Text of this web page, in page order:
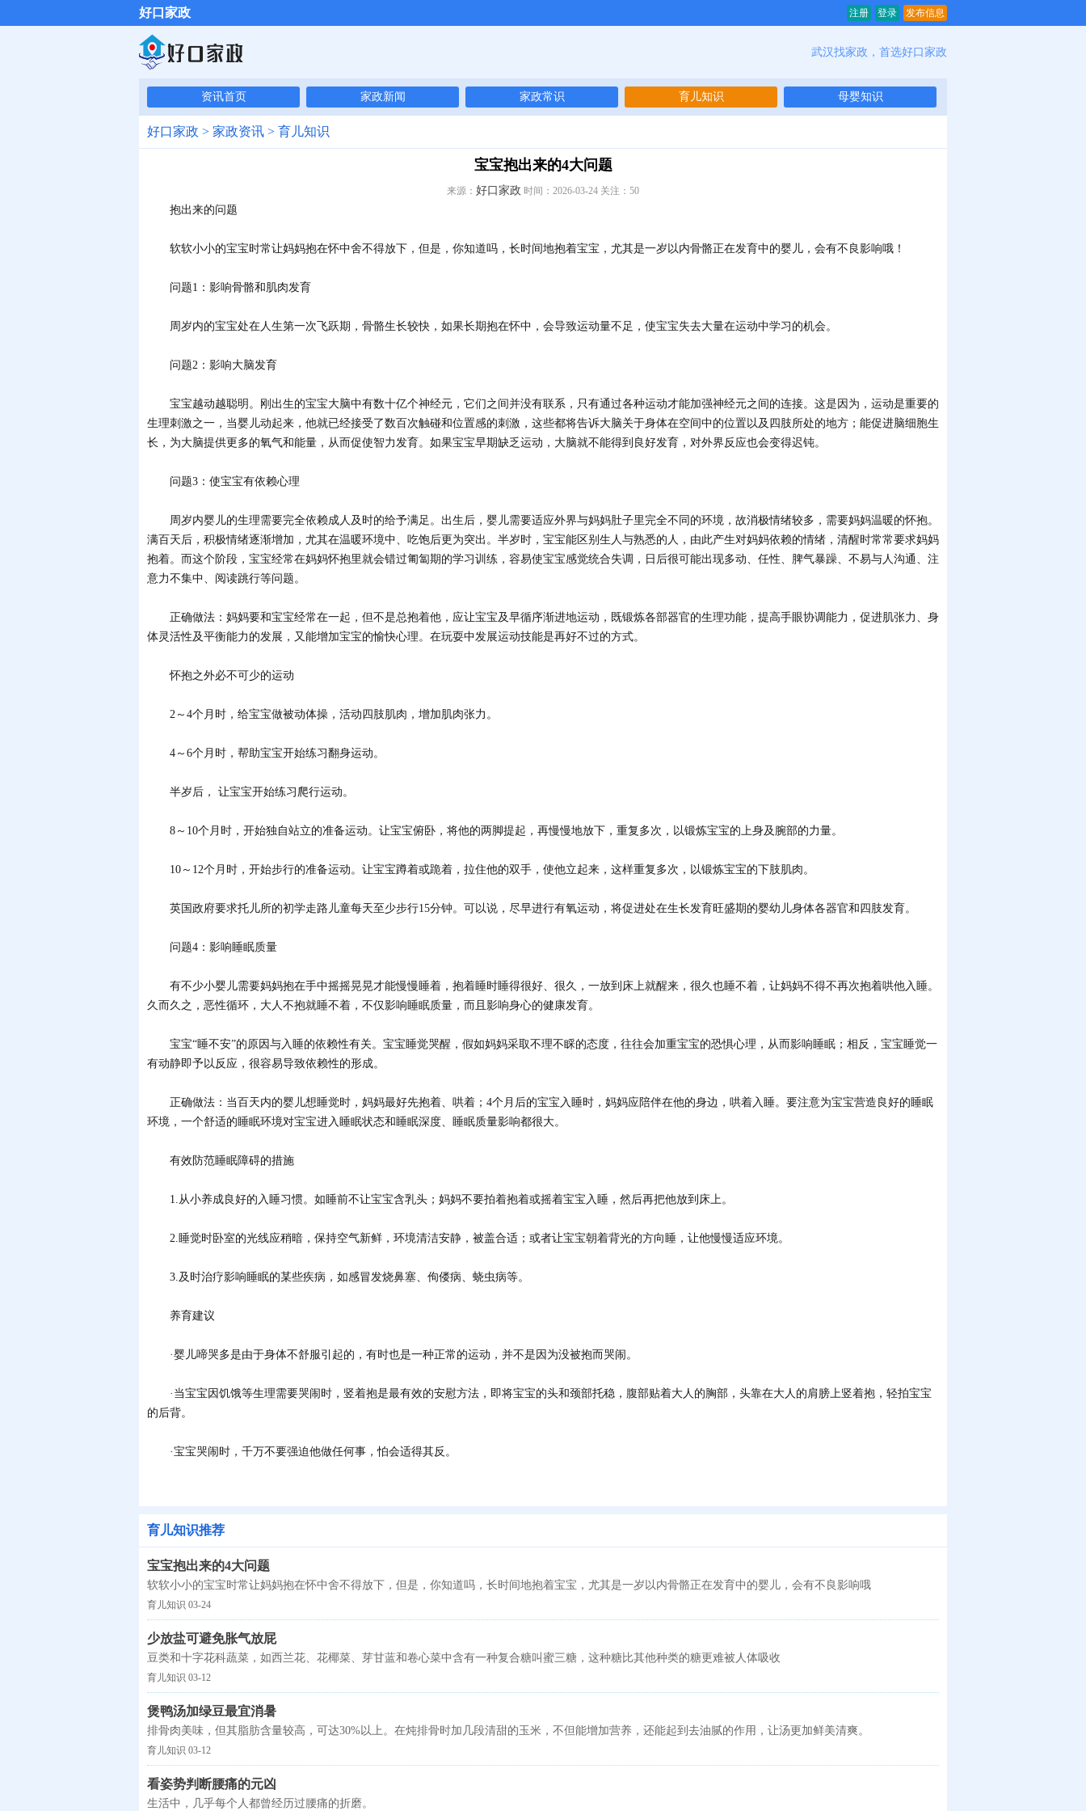
注册 登录 发布信息
好口家政
武汉找家政，首选好口家政
资讯首页 家政新闻 家政常识 育儿知识 母婴知识
好口家政 > 家政资讯 > 育儿知识
宝宝抱出来的4大问题
来源： 好口家政 时间：2026-03-24 关注： 50
抱出来的问题
软软小小的宝宝时常让妈妈抱在怀中舍不得放下，但是，你知道吗，长时间地抱着宝宝，尤其是一岁以内骨骼正在发育中的婴儿，会有不良影响哦！
问题1：影响骨骼和肌肉发育
周岁内的宝宝处在人生第一次飞跃期，骨骼生长较快，如果长期抱在怀中，会导致运动量不足，使宝宝失去大量在运动中学习的机会。
问题2：影响大脑发育
宝宝越动越聪明。刚出生的宝宝大脑中有数十亿个神经元，它们之间并没有联系，只有通过各种运动才能加强神经元之间的连接。这是因为，运动是重要的
生理刺激之一，当婴儿动起来，他就已经接受了数百次触碰和位置感的刺激，这些都将告诉大脑关于身体在空间中的位置以及四肢所处的地方；能促进脑细胞生
长，为大脑提供更多的氧气和能量，从而促使智力发育。如果宝宝早期缺乏运动，大脑就不能得到良好发育，对外界反应也会变得迟钝。
问题3：使宝宝有依赖心理
周岁内婴儿的生理需要完全依赖成人及时的给予满足。出生后，婴儿需要适应外界与妈妈肚子里完全不同的环境，故消极情绪较多，需要妈妈温暖的怀抱。
满百天后，积极情绪逐渐增加，尤其在温暖环境中、吃饱后更为突出。半岁时，宝宝能区别生人与熟悉的人，由此产生对妈妈依赖的情绪，清醒时常常要求妈妈
抱着。而这个阶段，宝宝经常在妈妈怀抱里就会错过匍匐期的学习训练，容易使宝宝感觉统合失调，日后很可能出现多动、任性、脾气暴躁、不易与人沟通、注
意力不集中、阅读跳行等问题。
正确做法：妈妈要和宝宝经常在一起，但不是总抱着他，应让宝宝及早循序渐进地运动，既锻炼各部器官的生理功能，提高手眼协调能力，促进肌张力、身
体灵活性及平衡能力的发展，又能增加宝宝的愉快心理。在玩耍中发展运动技能是再好不过的方式。
怀抱之外必不可少的运动
2～4个月时，给宝宝做被动体操，活动四肢肌肉，增加肌肉张力。
4～6个月时，帮助宝宝开始练习翻身运动。
半岁后， 让宝宝开始练习爬行运动。
8～10个月时，开始独自站立的准备运动。让宝宝俯卧，将他的两脚提起，再慢慢地放下，重复多次，以锻炼宝宝的上身及腕部的力量。
10～12个月时，开始步行的准备运动。让宝宝蹲着或跪着，拉住他的双手，使他立起来，这样重复多次，以锻炼宝宝的下肢肌肉。
英国政府要求托儿所的初学走路儿童每天至少步行15分钟。可以说，尽早进行有氧运动，将促进处在生长发育旺盛期的婴幼儿身体各器官和四肢发育。
问题4：影响睡眠质量
有不少小婴儿需要妈妈抱在手中摇摇晃晃才能慢慢睡着，抱着睡时睡得很好、很久，一放到床上就醒来，很久也睡不着，让妈妈不得不再次抱着哄他入睡。
久而久之，恶性循环，大人不抱就睡不着，不仅影响睡眠质量，而且影响身心的健康发育。
宝宝“睡不安”的原因与入睡的依赖性有关。宝宝睡觉哭醒，假如妈妈采取不理不睬的态度，往往会加重宝宝的恐惧心理，从而影响睡眠；相反，宝宝睡觉一
有动静即予以反应，很容易导致依赖性的形成。
正确做法：当百天内的婴儿想睡觉时，妈妈最好先抱着、哄着；4个月后的宝宝入睡时，妈妈应陪伴在他的身边，哄着入睡。要注意为宝宝营造良好的睡眠
环境，一个舒适的睡眠环境对宝宝进入睡眠状态和睡眠深度、睡眠质量影响都很大。
有效防范睡眠障碍的措施
1.从小养成良好的入睡习惯。如睡前不让宝宝含乳头；妈妈不要拍着抱着或摇着宝宝入睡，然后再把他放到床上。
2.睡觉时卧室的光线应稍暗，保持空气新鲜，环境清洁安静，被盖合适；或者让宝宝朝着背光的方向睡，让他慢慢适应环境。
3.及时治疗影响睡眠的某些疾病，如感冒发烧鼻塞、佝偻病、蛲虫病等。
养育建议
·婴儿啼哭多是由于身体不舒服引起的，有时也是一种正常的运动，并不是因为没被抱而哭闹。
·当宝宝因饥饿等生理需要哭闹时，竖着抱是最有效的安慰方法，即将宝宝的头和颈部托稳，腹部贴着大人的胸部，头靠在大人的肩膀上竖着抱，轻拍宝宝
的后背。
·宝宝哭闹时，千万不要强迫他做任何事，怕会适得其反。
育儿知识推荐
宝宝抱出来的4大问题
软软小小的宝宝时常让妈妈抱在怀中舍不得放下，但是，你知道吗，长时间地抱着宝宝，尤其是一岁以内骨骼正在发育中的婴儿，会有不良影响哦
育儿知识 03-24
少放盐可避免胀气放屁
豆类和十字花科蔬菜，如西兰花、花椰菜、芽甘蓝和卷心菜中含有一种复合糖叫蜜三糖，这种糖比其他种类的糖更难被人体吸收
育儿知识 03-12
煲鸭汤加绿豆最宜消暑
排骨肉美味，但其脂肪含量较高，可达30%以上。在炖排骨时加几段清甜的玉米，不但能增加营养，还能起到去油腻的作用，让汤更加鲜美清爽。
育儿知识 03-12
看姿势判断腰痛的元凶
生活中，几乎每个人都曾经历过腰痛的折磨。